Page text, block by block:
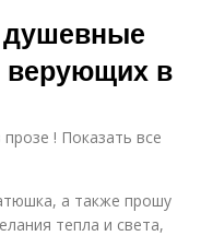
верующих в
! Показать все
а также прошу
тепла и света,